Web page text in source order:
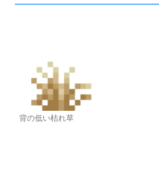
背の低い枯れ草